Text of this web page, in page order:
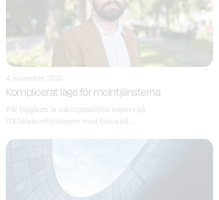
4 november 2020
Komplicerat läge för molntjänsterna
Pär Nygårds är näringspolitisk expert på
IT&Telekomföretagen med fokus på...